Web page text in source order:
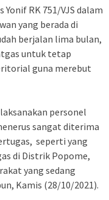
RK 751/VJS dalam
yang berada di
berjalan lima bulan,
untuk tetap
guna merebut
personel
sangat diterima
seperti yang
di Distrik Popome,
yang sedang
Kamis (28/10/2021).